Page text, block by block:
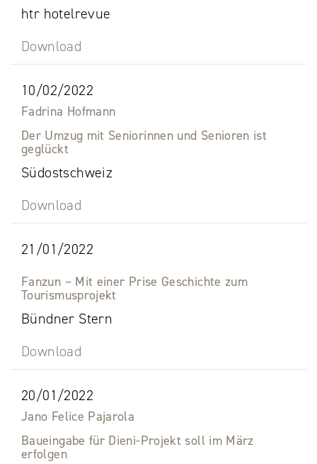
htr hotelrevue
Download
10/02/2022
Fadrina Hofmann
Der Umzug mit Seniorinnen und Senioren ist
geglückt
Südostschweiz
Download
21/01/2022
Fanzun – Mit einer Prise Geschichte zum
Tourismusprojekt
Bündner Stern
Download
20/01/2022
Jano Felice Pajarola
Baueingabe für Dieni-Projekt soll im März
erfolgen